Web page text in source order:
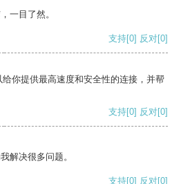
一目了然。
支持[0] 反对[0]
你提供最高速度和安全性的连接，并帮
支持[0] 反对[0]
解决很多问题。
支持[0] 反对[0]